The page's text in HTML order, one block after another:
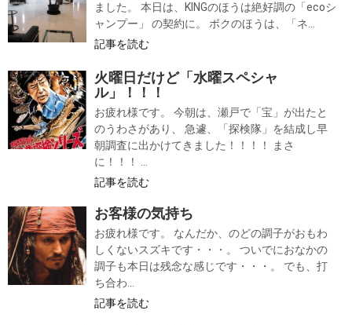
ました。 本日は、KINGのほうは絶好調の「ecoシ
ャンプー」 の契約に。 ボクのほうは、「ネ...
記事を読む
火曜日だけど「水曜スペシャ
ル」！！！
お疲れ様です。 今朝は、瀬戸で「宝」が出たと
のうわさがあり、 急遽、「探検隊」を結成し早
朝調査に出かけてきました！！！！ まさ
に！！！ ...
記事を読む
お客様の気持ち
お疲れ様です。 なんだか、のどの調子がおもわ
しくないスズキです・・・。 ついでにおなかの
調子も本日は残念な感じです・・・。 でも、打
ち合わ...
記事を読む